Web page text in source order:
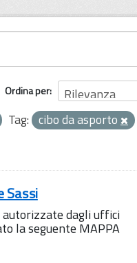
Ordina per
Tag: cibo da asporto
Sassi
autorizzate dagli uffici
la seguente MAPPA